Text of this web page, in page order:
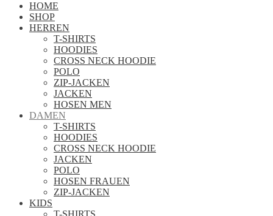
HOME
SHOP
HERREN
T-SHIRTS
HOODIES
CROSS NECK HOODIE
POLO
ZIP-JACKEN
JACKEN
HOSEN MEN
DAMEN
T-SHIRTS
HOODIES
CROSS NECK HOODIE
JACKEN
POLO
HOSEN FRAUEN
ZIP-JACKEN
KIDS
T-SHIRTS